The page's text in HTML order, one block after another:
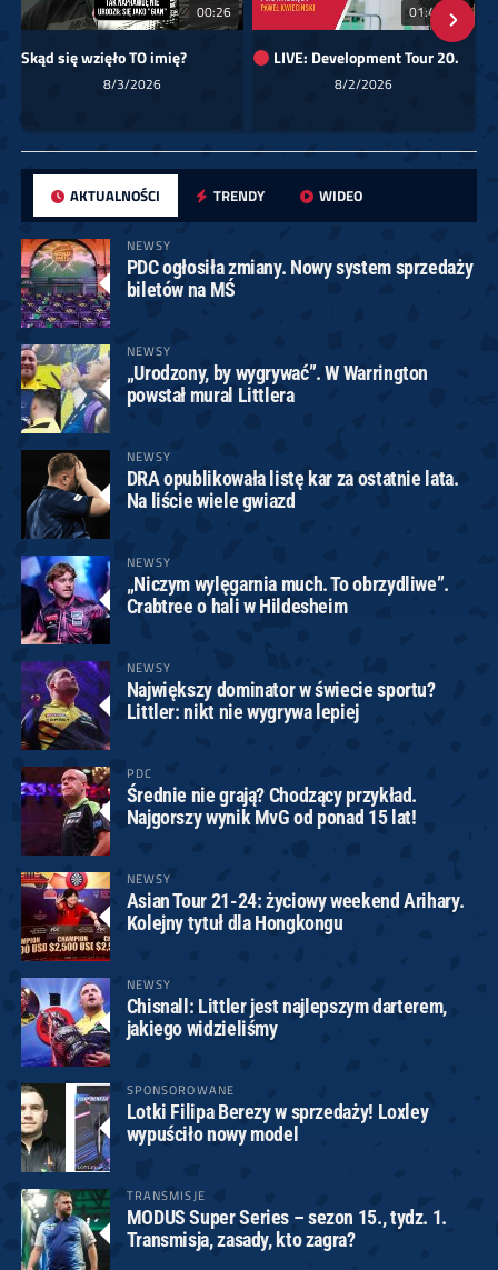
00:26
Skąd się wzięło TO imię?
8/3/2026
01:40:24
LIVE: Development Tour 20.
8/2/2026
AKTUALNOŚCI TRENDY WIDEO
NEWSY
PDC ogłosiła zmiany. Nowy system sprzedaży
biletów na MŚ
NEWSY
„Urodzony, by wygrywać”. W Warrington
powstał mural Littlera
NEWSY
DRA opublikowała listę kar za ostatnie lata.
Na liście wiele gwiazd
NEWSY
„Niczym wylęgarnia much. To obrzydliwe”.
Crabtree o hali w Hildesheim
NEWSY
Największy dominator w świecie sportu?
Littler: nikt nie wygrywa lepiej
PDC
Średnie nie grają? Chodzący przykład.
Najgorszy wynik MvG od ponad 15 lat!
NEWSY
Asian Tour 21-24: życiowy weekend Arihary.
Kolejny tytuł dla Hongkongu
NEWSY
Chisnall: Littler jest najlepszym darterem,
jakiego widzieliśmy
SPONSOROWANE
Lotki Filipa Berezy w sprzedaży! Loxley
wypuściło nowy model
TRANSMISJE
MODUS Super Series – sezon 15., tydz. 1.
Transmisja, zasady, kto zagra?